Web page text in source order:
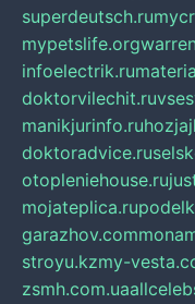
superdeutsch.ru
mypetslife.org
infoelectrik.ru
doktorvilechit.ru
manikjurinfo.ru
doktoradvice.ru
otopleniehouse.ru
mojateplica.ru
garazhov.com
stroyu.kzmy-
zsmh.com.ua